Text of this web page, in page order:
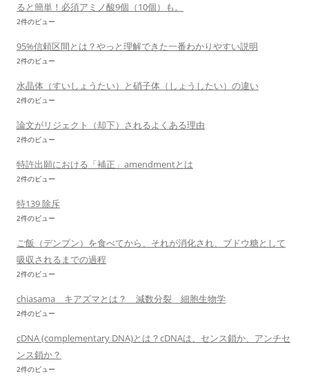
ると簡単！必須アミノ酸9個（10個）も。
2件のビュー
95%信頼区間とは？やっと理解できた一番わかりやすい説明
2件のビュー
水晶体（すいしょうたい）と硝子体（しょうしたい）の違い
2件のビュー
論文がリジェクト（却下）されるよくある理由
2件のビュー
特許出願における「補正」amendmentとは
2件のビュー
特139 除斥
2件のビュー
ご飯（デンプン）を食べてから、それが消化され、ブドウ糖として
吸収されるまでの過程
2件のビュー
chiasama キアズマとは？ 減数分裂 細胞生物学
2件のビュー
cDNA (complementary DNA)とは？cDNAは、センス鎖か、アンチセ
ンス鎖か？
2件のビュー